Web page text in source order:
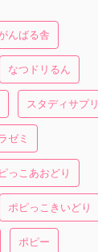
んばる舎
なつドリるん
スタディサプリ
ゼミ
っこあおどり
ポピっこきいどり
ポピー